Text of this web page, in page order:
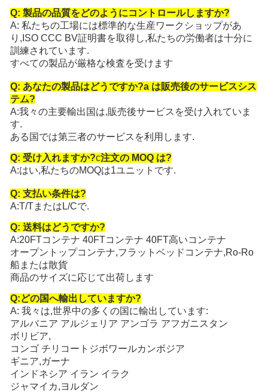
Q: 製品の品質をどのようにコントロールしますか?
A: 私たちの工場には標準的な生産ワークショップがあ
り,ISO CCC BV証明書を取得し,私たちの労働者は十分に
訓練されています.
すべての製品が厳格な検査を受けます
Q: あなたの製品はどうですか?a は販売後のサービスシス
テム?
A:我々の主要輸出国は,販売後サービスを受け入れていま
す.
ある国では第三者のサービスを利用します.
Q: 受け入れますか?c注文の MOQ は?
A:はい,私たちのMOQは1ユニットです.
Q: 支払い条件は?
A:T/TまたはL/Cで.
Q: 送料はどうですか?
A:20FTコンテナ 40FTコンテナ 40FT高いコンテナ
オープントップコンテナ,フラットベッドコンテナ,Ro-Ro
船または散貨
商品のサイズに応じて出荷します
Q:どの国へ輸出していますか?
A: 我々は,世界中の多くの国に輸出しています:
アルバニア アルジェリア アンゴラ アフガニスタン
ボリビア,
コンゴ チリ コートジボワールカンボジア
ギニア,ガーナ
インドネシア イラン イラク
ジャマイカ,ヨルダン